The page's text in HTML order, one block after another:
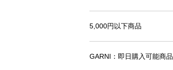
5,000円以下商品
GARNI：即日購入可能商品